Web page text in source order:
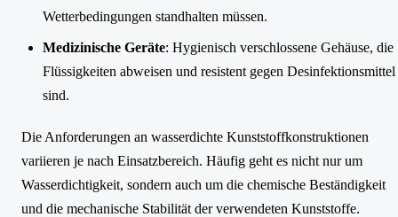
Wetterbedingungen standhalten müssen.
Medizinische Geräte: Hygienisch verschlossene Gehäuse, die
Flüssigkeiten abweisen und resistent gegen Desinfektionsmittel
sind.
Die Anforderungen an wasserdichte Kunststoffkonstruktionen
variieren je nach Einsatzbereich. Häufig geht es nicht nur um
Wasserdichtigkeit, sondern auch um die chemische Beständigkeit
und die mechanische Stabilität der verwendeten Kunststoffe.